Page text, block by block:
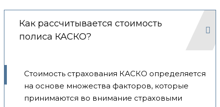
Как рассчитывается стоимость
полиса КАСКО?
Стоимость страхования КАСКО определяется
на основе множества факторов, которые
принимаются во внимание страховыми